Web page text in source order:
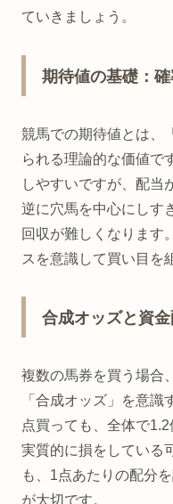
ていきましょう。
期待値の基礎：
競馬での期待値とは、
られる理論的な価値で
しやすいですが、配当
逆に穴馬を中心にしす
回収が難しくなります
スを意識して買い目を
合成オッズと資
複数の馬券を買う場合
「合成オッズ」を意
点買っても、全体で
実質的に損をしている
も、1点あたりの配分
が大切です。